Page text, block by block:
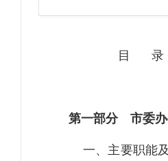
目 录
第一部分 市委
一、主要职能